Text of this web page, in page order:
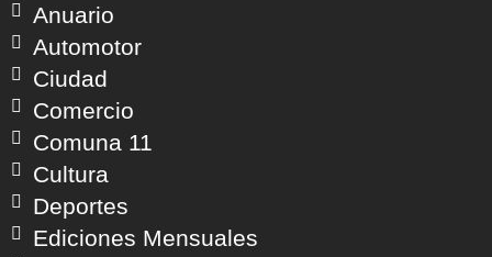
Anuario
Automotor
Ciudad
Comercio
Comuna 11
Cultura
Deportes
Ediciones Mensuales